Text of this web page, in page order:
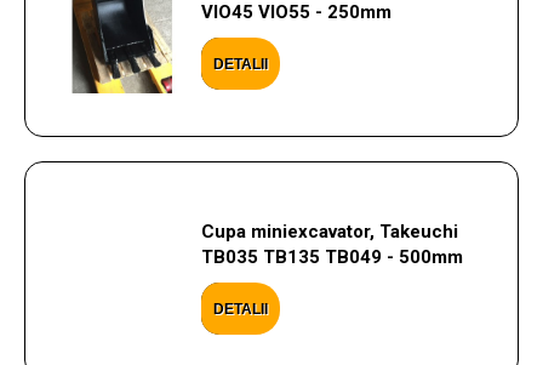
VIO45 VIO55 - 250mm
DETALII
Cupa miniexcavator, Takeuchi
TB035 TB135 TB049 - 500mm
DETALII